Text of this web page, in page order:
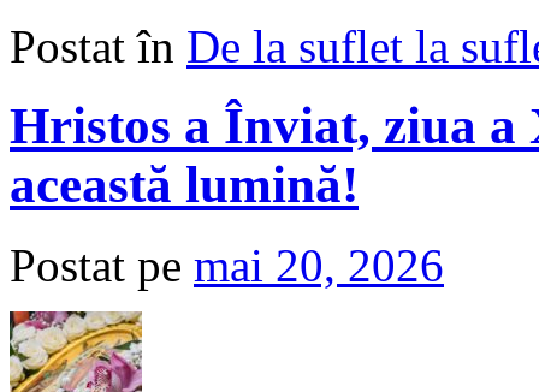
Postat în De la suflet la
Hristos a Înviat, ziua
această lumină!
Postat pe mai 20, 2026